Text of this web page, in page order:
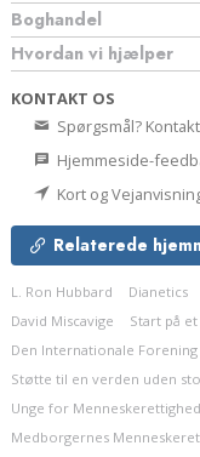
Boghandel
Hvordan vi hjælper
KONTAKT OS
Spørgsmål?
Hjemmeside-
Kort og
Relaterede
L. Ron Hubbard Dianetics
David Miscavige
Start på
Den Internationale
Støtte til en verden uden
Unge for
Medborgernes